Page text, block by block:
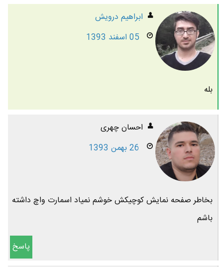
ابراهیم درویش
05 اسفند 1393
بله
احسان چهری
26 بهمن 1393
بخاطر صفحه نمایش کوچیکش خوشم نمیاد اسمارت واچ داشته
باشم
پاسخ